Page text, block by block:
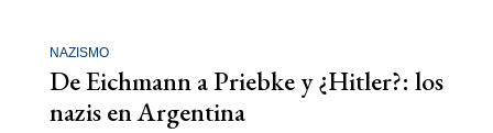
NAZISMO
De Eichmann a Priebke y ¿Hitler?: los
nazis en Argentina